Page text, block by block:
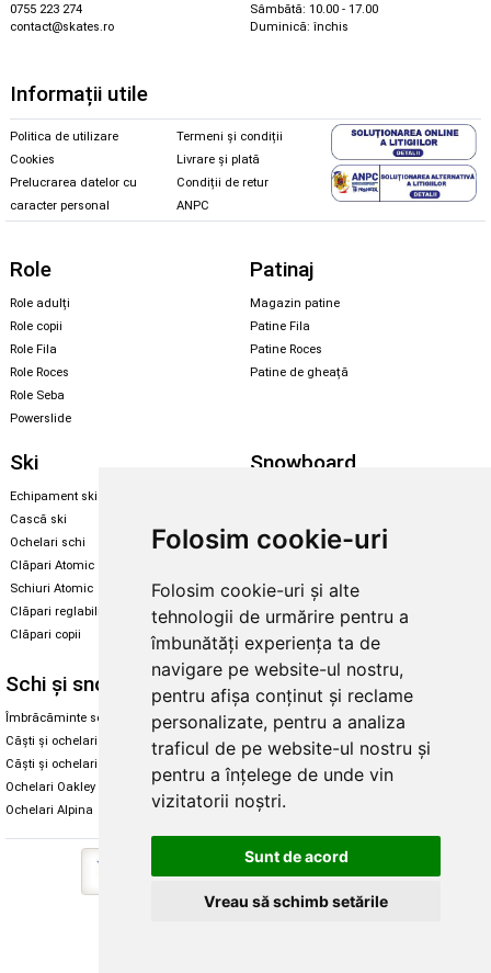
Folosim cookie-uri
Folosim cookie-uri și alte
tehnologii de urmărire pentru a
îmbunătăți experiența ta de
navigare pe website-ul nostru,
pentru afișa conținut și reclame
personalizate, pentru a analiza
traficul de pe website-ul nostru și
pentru a înțelege de unde vin
vizitatorii noștri.
Sunt de acord
Vreau să schimb setările
0755 223 274
contact@skates.ro
Sâmbătă: 10.00 - 17.00
Duminică: închis
Informații utile
Politica de utilizare
Cookies
Prelucrarea datelor cu
caracter personal
Termeni și condiții
Livrare și plată
Condiții de retur
ANPC
Role
Role adulți
Role copii
Role Fila
Role Roces
Role Seba
Powerslide
Patinaj
Magazin patine
Patine Fila
Patine Roces
Patine de gheață
Ski
Echipament ski
Cască ski
Ochelari schi
Clăpari Atomic
Schiuri Atomic
Clăpari reglabili
Clăpari copii
Snowboard
Legături Rome SDS
Skate & longboard
Santa Cruz
Enuff Skateboards
Schi și snowboard
Îmbrăcăminte schi și snowboard
Căști și ochelari de iarnă
Căști și ochelari Alpina
Ochelari Oakley
Ochelari Alpina
Diverse
Cum aleg rolele
Cum aleg ochelarii
Ochelari de soare Alpina
Intretinere manusi